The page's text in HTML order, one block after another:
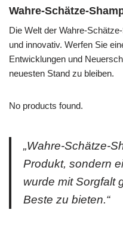
Wahre-Schätze-
Die Welt der Wahre-
und innovativ. Werfen Sie
Entwicklungen und
neuesten Stand zu bleiben.
No products found.
„Wahre-Schätze-
Produkt, sondern
wurde mit Sorgfalt
Beste zu bieten.“